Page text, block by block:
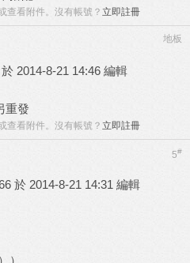
查看附件。沒有帳號？ 立即註冊
地板
2014-8-21 14:46 編輯
重發
查看附件。沒有帳號？ 立即註冊
5#
於 2014-8-21 14:31 編輯
）